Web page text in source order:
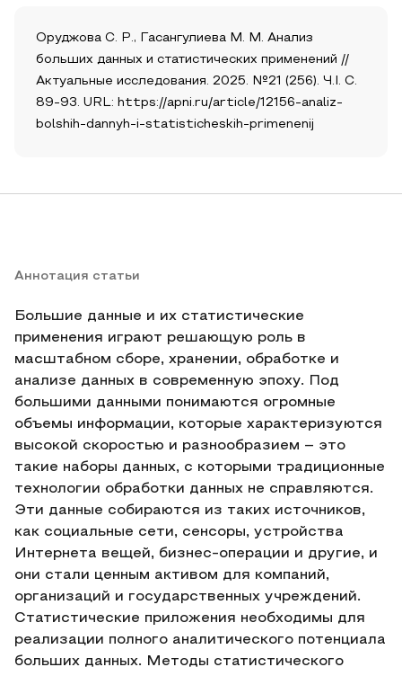
Оруджова С. Р., Гасангулиева М. М. Анализ
больших данных и статистических применений //
Актуальные исследования. 2025. №21 (256). Ч.I. С.
89-93. URL: https://apni.ru/article/12156-analiz-
bolshih-dannyh-i-statisticheskih-primenenij
Аннотация статьи
Большие данные и их статистические
применения играют решающую роль в
масштабном сборе, хранении, обработке и
анализе данных в современную эпоху. Под
большими данными понимаются огромные
объемы информации, которые характеризуются
высокой скоростью и разнообразием – это
такие наборы данных, с которыми традиционные
технологии обработки данных не справляются.
Эти данные собираются из таких источников,
как социальные сети, сенсоры, устройства
Интернета вещей, бизнес-операции и другие, и
они стали ценным активом для компаний,
организаций и государственных учреждений.
Статистические приложения необходимы для
реализации полного аналитического потенциала
больших данных. Методы статистического